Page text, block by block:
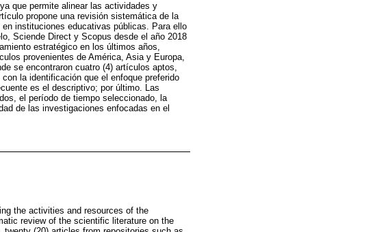
que permite alinear las actividades y
propone una revisión sistemática de la
instituciones educativas públicas. Para ello
Sciende Direct y Scopus desde el año 2018
estratégico en los últimos años,
provenientes de América, Asia y Europa,
se encontraron cuatro (4) artículos aptos,
la identificación que el enfoque preferido
es el descriptivo; por último. Las
el período de tiempo seleccionado, la
de las investigaciones enfocadas en el
the activities and resources of the
review of the scientific literature on the